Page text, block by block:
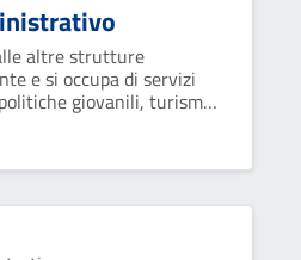
altre strutture
e si occupa di servizi
giovanili, turismo,